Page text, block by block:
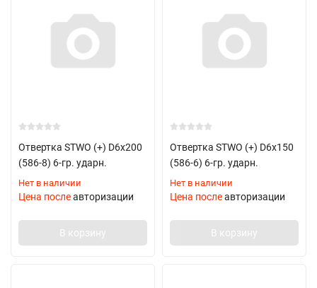
Отвертка STWO (+) D6х200
(586-8) 6-гр. ударн.
Нет в наличии
Цена послеавторизации
В корзину
Отвертка STWO (+) D6х150
(586-6) 6-гр. ударн.
Нет в наличии
Цена послеавторизации
В корзину